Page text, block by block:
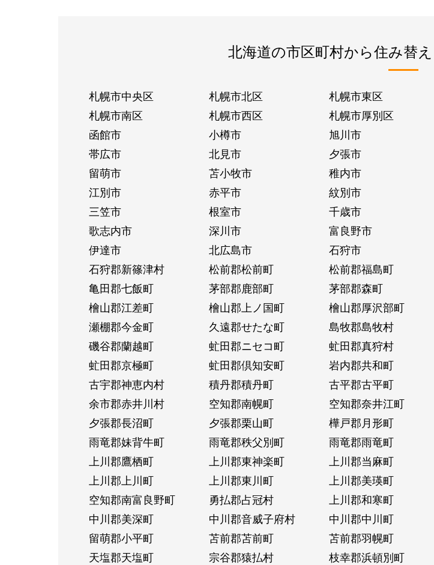
北海道の市区町村から住み替
札幌市中央区 札幌市北区 札幌市東区
札幌市南区
札幌市西区 札幌市厚別区
函館市
小樽市 旭川市
帯広市
北見市 夕張市
留萌市
苫小牧市 稚内市
江別市
赤平市 紋別市
三笠市
根室市 千歳市
歌志内市
深川市 富良野市
伊達市
北広島市 石狩市
石狩郡新篠津村
松前郡松前町 松前郡福島町
亀田郡七飯町
茅部郡鹿部町 茅部郡森町
檜山郡江差町
檜山郡上ノ国町 檜山郡厚沢部町
瀬棚郡今金町
久遠郡せたな町 島牧郡島牧村
磯谷郡蘭越町
虻田郡ニセコ町 虻田郡真狩村
虻田郡京極町
虻田郡倶知安町 岩内郡共和町
古宇郡神恵内村
積丹郡積丹町 古平郡古平町
余市郡赤井川村
空知郡南幌町 空知郡奈井江町
夕張郡長沼町
夕張郡栗山町 樺戸郡月形町
雨竜郡妹背牛町
雨竜郡秩父別町 雨竜郡雨竜町
上川郡鷹栖町
上川郡東神楽町 上川郡当麻町
上川郡上川町
上川郡東川町 上川郡美瑛町
空知郡南富良野町
勇払郡占冠村 上川郡和寒町
中川郡美深町
中川郡音威子府村 中川郡中川町
留萌郡小平町
苫前郡苫前町 苫前郡羽幌町
天塩郡天塩町
宗谷郡猿払村 枝幸郡浜頓別町